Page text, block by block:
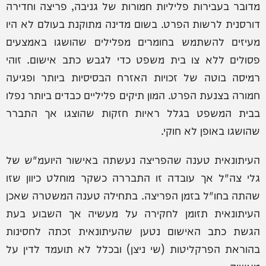
מדובר בעבירות פליליות חמורות של גניבה, פריצה וחדירה
דורסנית לרשות הפרט. בשום מדינה מתוקנת בעולם לא היו
מעיזים להשתמש בחומרים מפלילים שהושגו באמצעים
פסולים ללא צו בית משפט כדי לגבש כתב אישום. זוהי
רמיסה בוטה של זכויות האזרח הבסיסיות ביותר ופגיעה
חמורה בצנעת הפרט. המון תיקים פליליים כבדים ביותר נפלו
בבית המשפט בגלל ראיות חזקות שהוצגו אך התברר
שהושגו באופן לא חוקי.
העיתונאית טענה שהפריצה נעשתה באישור היועמ"ש של
גלי צה"ל אך עובדה זו התבררה כשקר מוחלט כיוון שזו
שהתה בחו"ל בזמן הפריצה. בתחילה טענה המשטרה שאכן
העיתונאית תזומן לחקירה על מעשיה אך השבוע בעת
הגשת כתב האישום נטען שהעיתונאית זכתה לחסינות
בהוראת הפרקליטות (שי ניצן) ובכלל לא תועמד לדין על